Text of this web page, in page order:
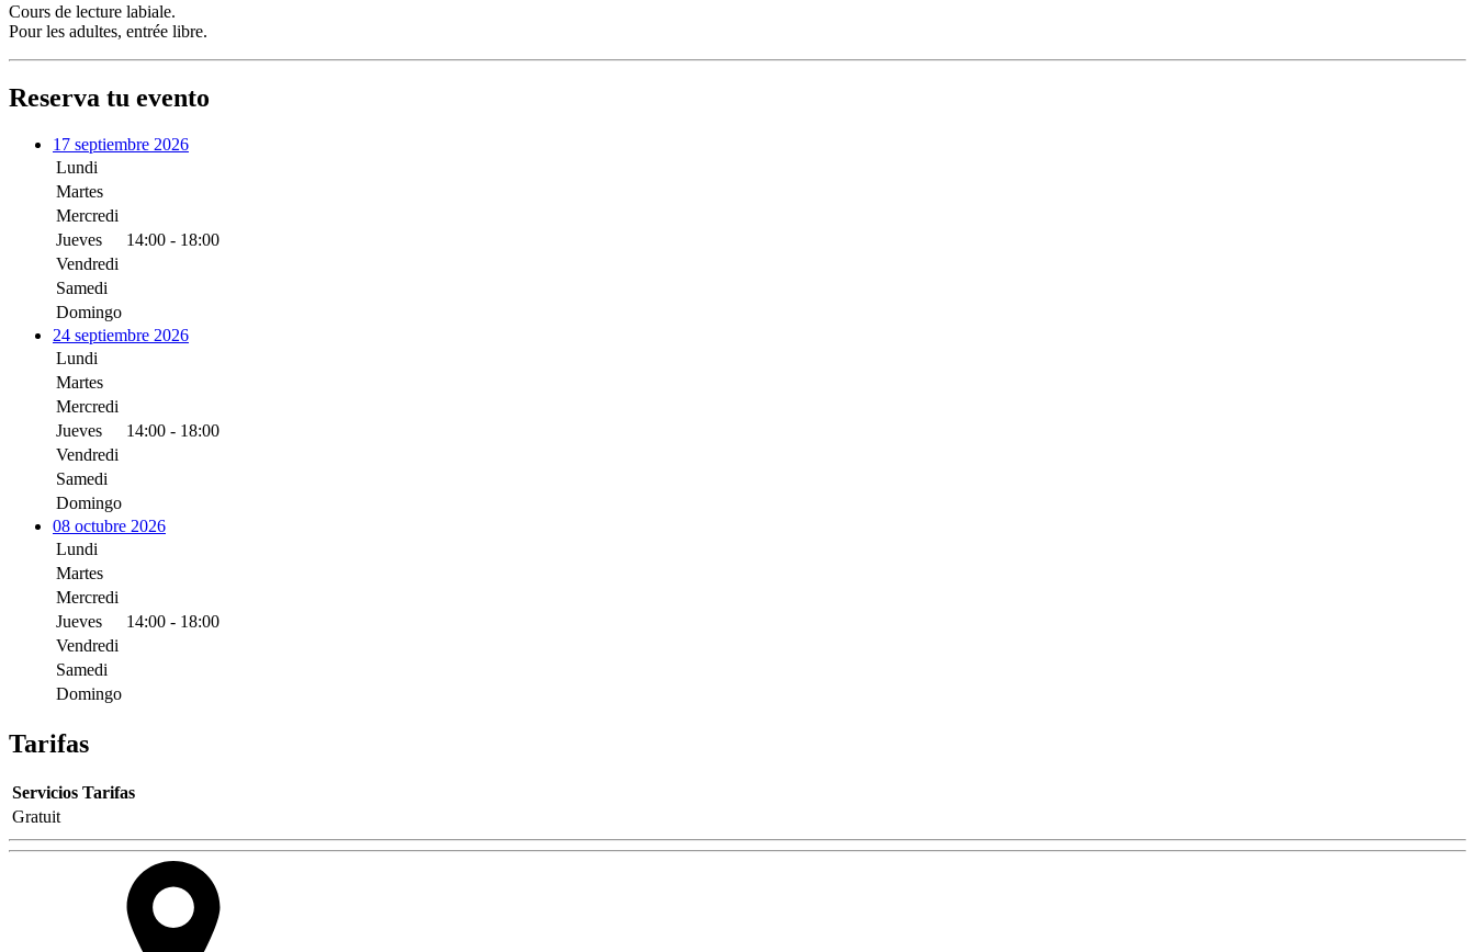
Cours de lecture labiale.
Pour les adultes, entrée libre.
Reserva tu evento
17 septiembre 2026
Lundi
Martes
Mercredi
Jueves
14:00 - 18:00
Vendredi
Samedi
Domingo
24 septiembre 2026
Lundi
Martes
Mercredi
Jueves
14:00 - 18:00
Vendredi
Samedi
Domingo
08 octubre 2026
Lundi
Martes
Mercredi
Jueves
14:00 - 18:00
Vendredi
Samedi
Domingo
Tarifas
Servicios Tarifas
Gratuit